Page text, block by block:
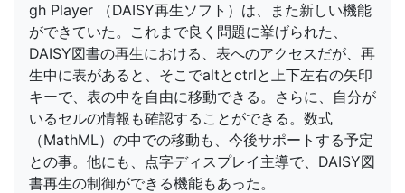
gh Player （DAISY再生ソフト）は、また新しい機能
ができていた。これまで良く問題に挙げられた、
DAISY図書の再生における、表へのアクセスだが、再
生中に表があると、そこでaltとctrlと上下左右の矢印
キーで、表の中を自由に移動できる。さらに、自分が
いるセルの情報も確認することができる。数式
（MathML）の中での移動も、今後サポートする予定
との事。他にも、点字ディスプレイ主導で、DAISY図
書再生の制御ができる機能もあった。